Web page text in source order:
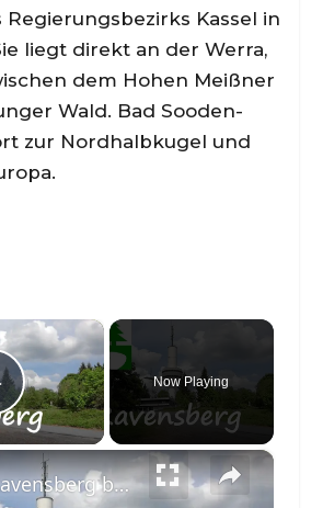
Regierungsbezirks Kassel in
liegt direkt an der Werra,
dem Hohen Meißner
Wald. Bad Sooden-
zur Nordhalbkugel und
×
Video
Now Playing
×
Der Ravensberg bei Bad Sachsa im Harz